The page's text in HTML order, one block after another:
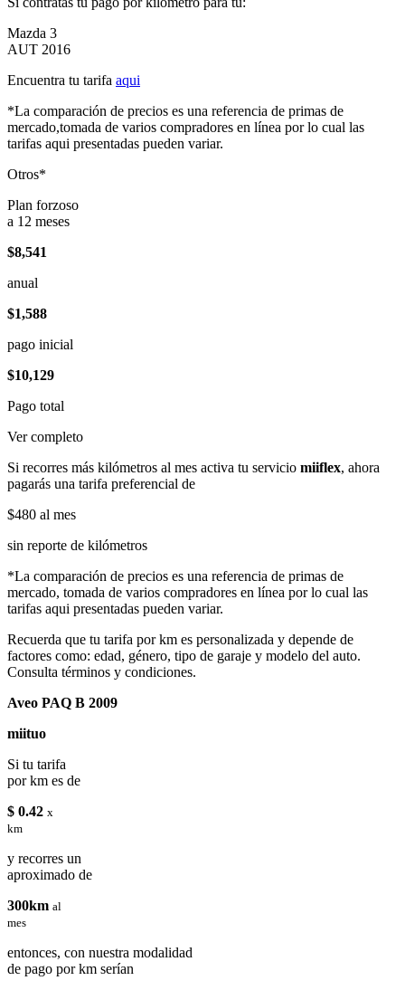
Mazda 3
AUT 2016
Encuentra tu tarifa aqui
*La comparación de precios es una referencia de primas de
mercado,tomada de varios compradores en línea por lo cual las
tarifas aqui presentadas pueden variar.
Otros*
Plan forzoso
a 12 meses
$8,541
anual
$1,588
pago inicial
$10,129
Pago total
Ver completo
Si recorres más kilómetros al mes activa tu servicio miiflex, ahora
pagarás una tarifa preferencial de
$480 al mes
sin reporte de kilómetros
*La comparación de precios es una referencia de primas de
mercado, tomada de varios compradores en línea por lo cual las
tarifas aqui presentadas pueden variar.
Recuerda que tu tarifa por km es personalizada y depende de
factores como: edad, género, tipo de garaje y modelo del auto.
Consulta términos y condiciones.
Aveo PAQ B 2009
miituo
Si tu tarifa
por km es de
$ 0.42 x
km
y recorres un
aproximado de
300km al
mes
entonces, con nuestra modalidad
de pago por km serían